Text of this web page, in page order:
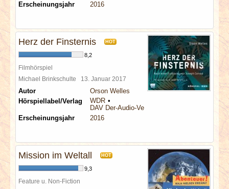
Erscheinungsjahr
2016
Herz der Finsternis HOT
8,2
Filmhörspiel
Michael Brinkschulte 13. Januar 2017
Autor
Orson Welles
Hörspiellabel/Verlag
WDR
DAV Der-Audio-Verlag
Erscheinungsjahr
2016
Mission im Weltall HOT
9,3
Feature u. Non-Fiction